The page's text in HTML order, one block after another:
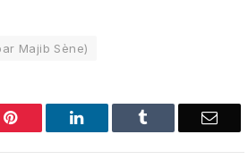
Majib Sène)
Pinterest LinkedIn Email